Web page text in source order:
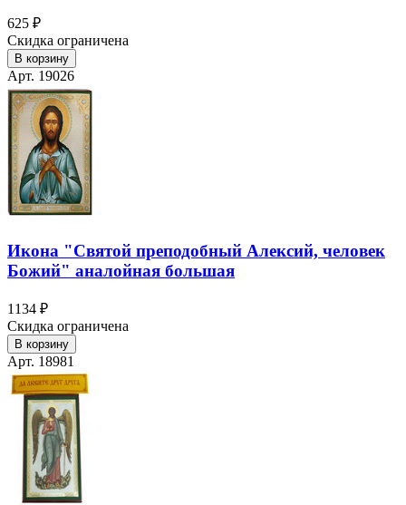
625 ₽
Скидка ограничена
В корзину
Арт. 19026
Икона "Святой преподобный Алексий, человек
Божий" аналойная большая
1134 ₽
Скидка ограничена
В корзину
Арт. 18981